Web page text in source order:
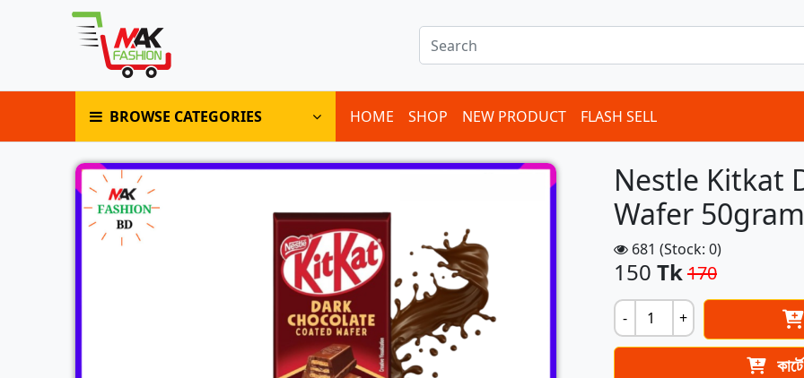
BROWSE CATEGORIES HOME SHOP NEW PRODUCT FLASH SELL
Nestle Kitkat
Wafer
681 (Stock: 0)
150 Tk170
- +